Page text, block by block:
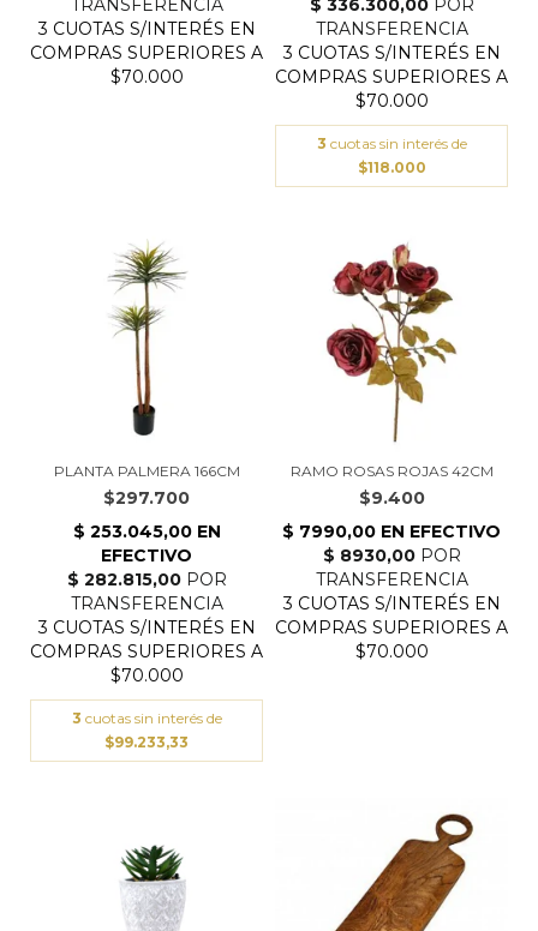
3 cuotas sin interés de
$118.000
PLANTA PALMERA 166CM
$297.700
3 cuotas sin interés de
$99.233,33
RAMO ROSAS ROJAS 42CM
$9.400